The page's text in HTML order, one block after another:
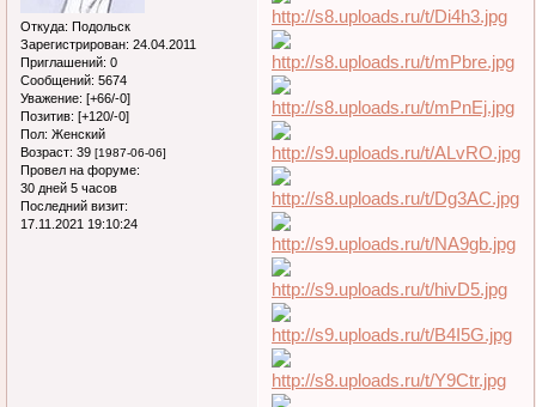
Откуда: Подольск
Зарегистрирован: 24.04.2011
Приглашений: 0
Сообщений: 5674
Уважение: [+66/-0]
Позитив: [+120/-0]
Пол: Женский
Возраст: 39 [1987-06-06]
Провел на форуме:
30 дней 5 часов
Последний визит:
17.11.2021 19:10:24